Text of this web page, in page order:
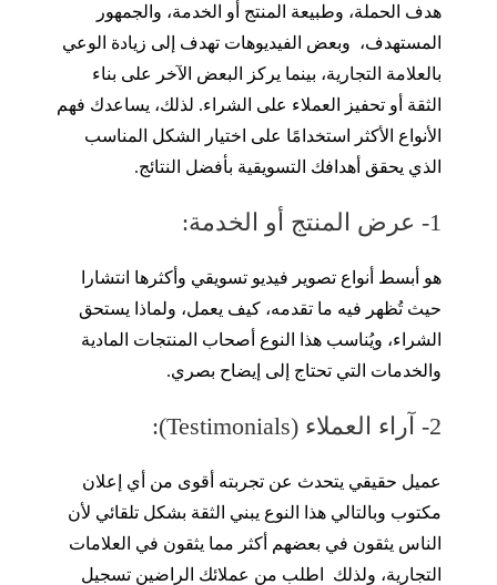
هدف الحملة، وطبيعة المنتج أو الخدمة، والجمهور
المستهدف، وبعض الفيديوهات تهدف إلى زيادة الوعي
بالعلامة التجارية، بينما يركز البعض الآخر على بناء
الثقة أو تحفيز العملاء على الشراء. لذلك، يساعدك فهم
الأنواع الأكثر استخدامًا على اختيار الشكل المناسب
الذي يحقق أهدافك التسويقية بأفضل النتائج.
1- عرض المنتج أو الخدمة:
هو أبسط أنواع تصوير فيديو تسويقي وأكثرها انتشارا
حيث تُظهر فيه ما تقدمه، كيف يعمل، ولماذا يستحق
الشراء، ويُناسب هذا النوع أصحاب المنتجات المادية
والخدمات التي تحتاج إلى إيضاح بصري.
2- آراء العملاء (Testimonials):
عميل حقيقي يتحدث عن تجربته أقوى من أي إعلان
مكتوب وبالتالي هذا النوع يبني الثقة بشكل تلقائي لأن
الناس يثقون في بعضهم أكثر مما يثقون في العلامات
التجارية، ولذلك اطلب من عملائك الراضين تسجيل